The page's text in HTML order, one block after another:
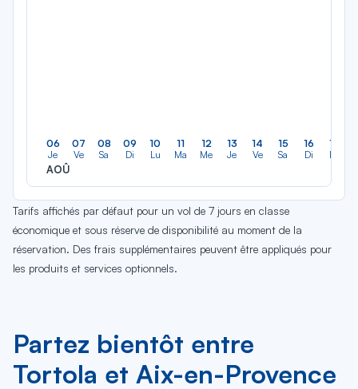
06
Je
AOÛ
07
Ve
08
Sa
09
Di
10
Lu
11
Ma
12
Me
13
Je
14
Ve
15
Sa
16
Di
17
Lu
Tarifs affichés par défaut pour un vol de 7 jours en classe
économique et sous réserve de disponibilité au moment de la
réservation. Des frais supplémentaires peuvent être appliqués pour
les produits et services optionnels.
Partez bientôt entre
Tortola et Aix-en-Provence